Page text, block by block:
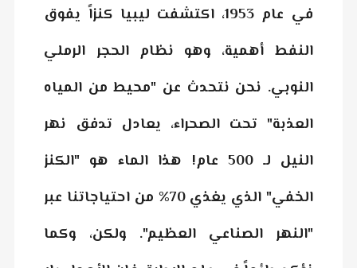
في عام 1953، اكتشفت ليبيا كنزاً يفوق
النفط أهمية، وهو نظام الحجر الرملي
النوبي. نحن نتحدث عن "محيط من المياه
العذبة" تحت الصحراء، يعادل تدفق نهر
النيل لـ 500 عام! هذا الماء هو "الكنز
الخفي" الذي يغذي 70% من احتياجاتنا عبر
"النهر الصناعي العظيم". ولكن، وكما